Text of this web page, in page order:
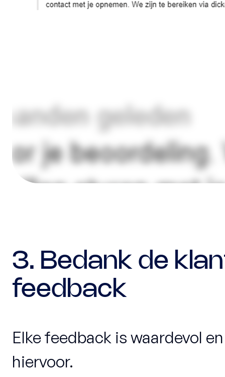
3. Bedank de
feedback
Elke feedback is waardevol
hiervoor.